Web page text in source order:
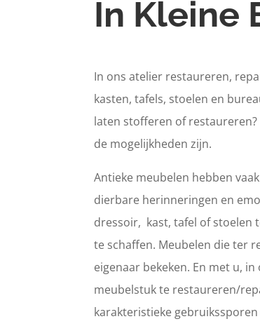
In Kleine
In ons atelier restaureren,
kasten, tafels, stoelen en
laten stofferen of
de mogelijkheden zijn.
Antieke meubelen hebben
dierbare herinneringen en
dressoir, kast, tafel of stoelen
te schaffen. Meubelen die ter
eigenaar bekeken. En met u,
meubelstuk te restaureren/
karakteristieke